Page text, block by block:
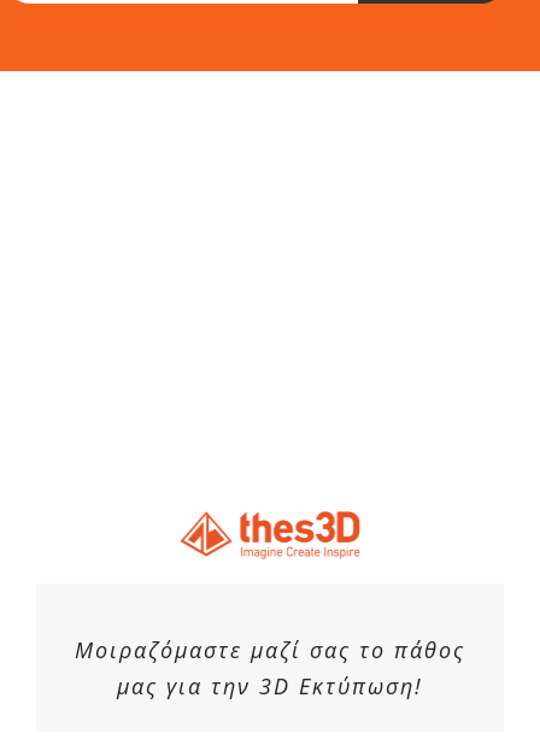
Μοιραζόμαστε μαζί σας το πάθος
μας για την 3D Εκτύπωση!